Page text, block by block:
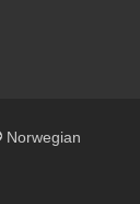
Norwegian